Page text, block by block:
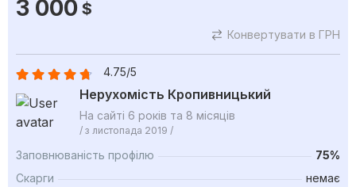
3 000 $
Конвертувати в ГРН
4.75/5
Нерухомість Кропивницький
На сайті 6 років та 8 місяців
/ з листопада 2019 /
Заповнюваність профілю
75%
Скарги
немає